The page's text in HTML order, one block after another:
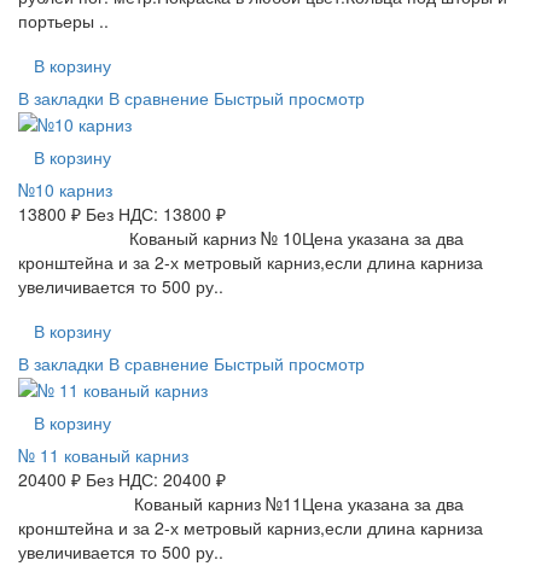
портьеры ..
В корзину
В закладки В сравнение Быстрый просмотр
В корзину
№10 карниз
13800 ₽ Без НДС: 13800 ₽
Кованый карниз № 10Цена указана за два
кронштейна и за 2-х метровый карниз,если длина карниза
увеличивается то 500 ру..
В корзину
В закладки В сравнение Быстрый просмотр
В корзину
№ 11 кованый карниз
20400 ₽ Без НДС: 20400 ₽
Кованый карниз №11Цена указана за два
кронштейна и за 2-х метровый карниз,если длина карниза
увеличивается то 500 ру..